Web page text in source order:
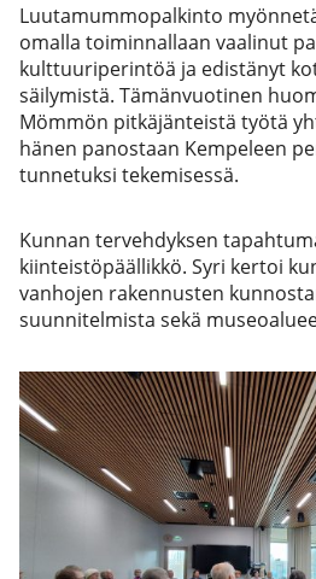
Luutamummopalkinto
omalla toiminnallaan vaalinut
kulttuuriperintöä ja edistänyt
säilymistä. Tämänvuotinen
Mömmön pitkäjänteistä työtä
hänen panostaan Kempeleen
tunnetuksi tekemisessä.
Kunnan tervehdyksen
kiinteistöpäällikkö. Syri kertoi
vanhojen rakennusten
suunnitelmista sekä